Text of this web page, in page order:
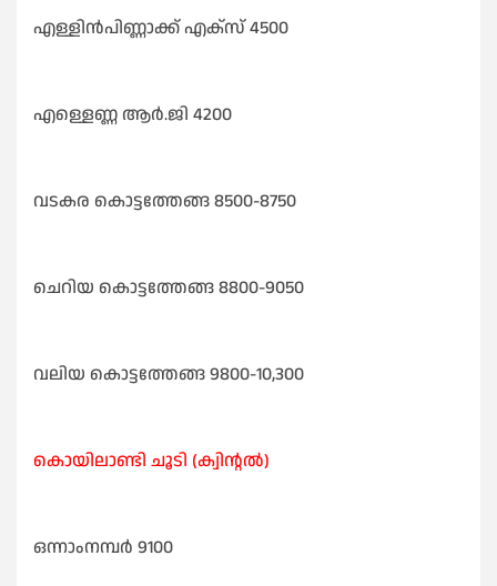
എള്ളിൻപിണ്ണാക്ക് എക്സ് 4500
എള്ളെണ്ണ ആർ.ജി 4200
വടകര കൊട്ടത്തേങ്ങ 8500-8750
ചെറിയ കൊട്ടത്തേങ്ങ 8800-9050
വലിയ കൊട്ടത്തേങ്ങ 9800-10,300
കൊയിലാണ്ടി ചൂടി (ക്വിന്റൽ)
ഒന്നാംനമ്പർ 9100